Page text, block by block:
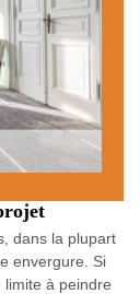
dans la plupart
envergure. Si
à peindre